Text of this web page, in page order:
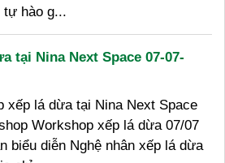
tự hào g...
tại Nina Next Space 07-07-
xếp lá dừa tại Nina Next Space
Workshop xếp lá dừa 07/07
biểu diễn Nghệ nhân xếp lá dừa